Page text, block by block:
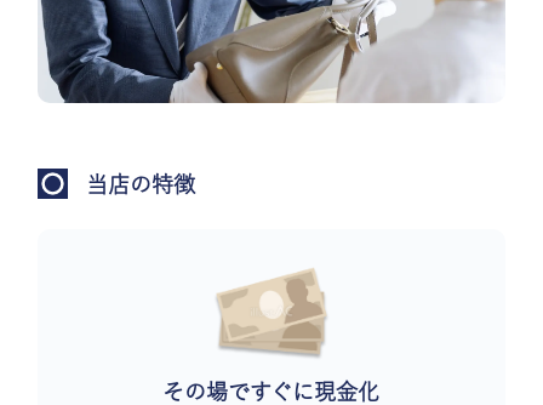
当店の特徴
その場ですぐに現金化